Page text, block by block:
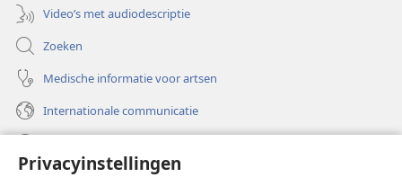
Privacyinstellingen
Video’s met audiodescriptie
Zoeken
Medische informatie voor artsen
Internationale communicatie